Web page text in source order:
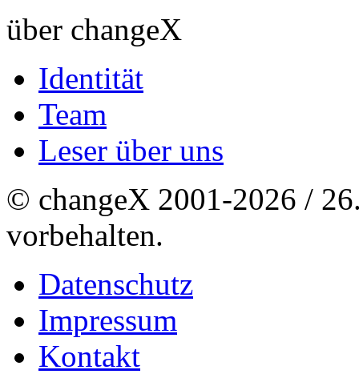
über changeX
Identität
Team
Leser über uns
© changeX 2001-2026 /
vorbehalten.
Datenschutz
Impressum
Kontakt